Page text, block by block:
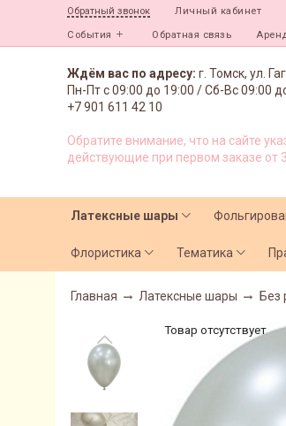
Обратный звонок Личный кабинет
События Обратная связь
Ждём вас по адресу: г. Томск, ул.
Пн-Пт с09:00 до 19:00 /Сб-Вс 09:00
+7 901 611 42 10
Обратите внимание, что на сайте
действующие при первом заказе от
Латексные шары
Флористика Тематика
Главная Латексные шары Без
Товар отсутствует